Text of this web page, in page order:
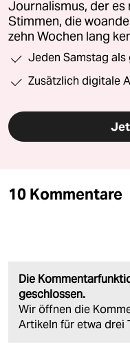
Journalismus, der es
Stimmen, die
zehn Wochen lang
Jeden Samstag
Zusätzlich digitale
10 Kommentare
Die
geschlossen.
Wir öffnen die
Artikeln für etwa drei